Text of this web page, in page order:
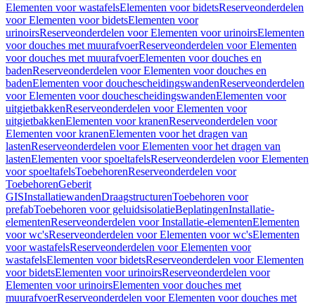
Elementen voor wastafelsElementen voor bidetsReserveonderdelen
voor Elementen voor bidetsElementen voor
urinoirsReserveonderdelen voor Elementen voor urinoirsElementen
voor douches met muurafvoerReserveonderdelen voor Elementen
voor douches met muurafvoerElementen voor douches en
badenReserveonderdelen voor Elementen voor douches en
badenElementen voor douchescheidingswandenReserveonderdelen
voor Elementen voor douchescheidingswandenElementen voor
uitgietbakkenReserveonderdelen voor Elementen voor
uitgietbakkenElementen voor kranenReserveonderdelen voor
Elementen voor kranenElementen voor het dragen van
lastenReserveonderdelen voor Elementen voor het dragen van
lastenElementen voor spoeltafelsReserveonderdelen voor Elementen
voor spoeltafelsToebehorenReserveonderdelen voor
ToebehorenGeberit
GISInstallatiewandenDraagstructurenToebehoren voor
prefabToebehoren voor geluidsisolatieBeplatingenInstallatie-
elementenReserveonderdelen voor Installatie-elementenElementen
voor wc'sReserveonderdelen voor Elementen voor wc'sElementen
voor wastafelsReserveonderdelen voor Elementen voor
wastafelsElementen voor bidetsReserveonderdelen voor Elementen
voor bidetsElementen voor urinoirsReserveonderdelen voor
Elementen voor urinoirsElementen voor douches met
muurafvoerReserveonderdelen voor Elementen voor douches met